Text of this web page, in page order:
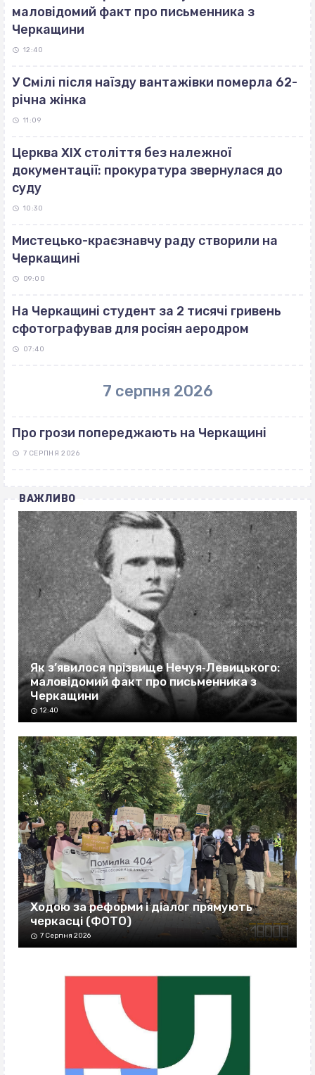
маловідомий факт про письменника з
Черкащини
12:40
У Смілі після наїзду вантажівки померла 62-
річна жінка
11:09
Церква ХІХ століття без належної
документації: прокуратура звернулася до
суду
10:30
Мистецько-краєзнавчу раду створили на
Черкащині
09:00
На Черкащині студент за 2 тисячі гривень
сфотографував для росіян аеродром
07:40
7 серпня 2026
Про грози попереджають на Черкащині
7 СЕРПНЯ 2026
ВАЖЛИВО
Як з’явилося прізвище Нечуя‐Левицького:
маловідомий факт про письменника з
Черкащини
12:40
Ходою за реформи і діалог прямують
черкасці (ФОТО)
7 Серпня 2026